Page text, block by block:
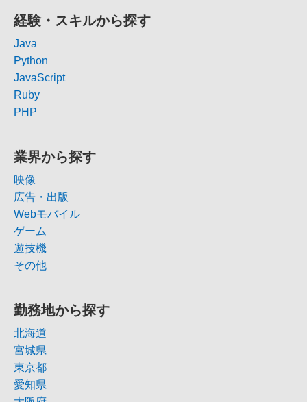
経験・スキルから探す
Java
Python
JavaScript
Ruby
PHP
業界から探す
映像
広告・出版
Webモバイル
ゲーム
遊技機
その他
勤務地から探す
北海道
宮城県
東京都
愛知県